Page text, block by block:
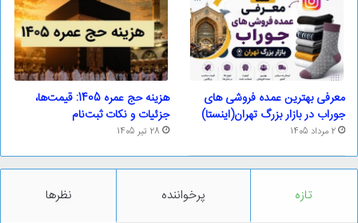
معرفی بهترین عمده فروشی های
جوراب در بازار بزرگ تهران(اینستا)
2 مرداد 1405
هزینه حج عمره 1405: قیمت‌ها،
جزئیات و نکات ثبت‌نام
28 تیر 1405
تازه پرخواننده نظرها